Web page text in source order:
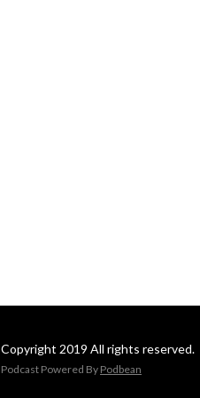
Copyright 2019 All rights reserved.
Podcast Powered By Podbean